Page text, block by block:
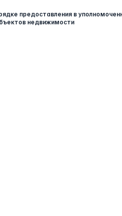
предоставления в
недвижимости